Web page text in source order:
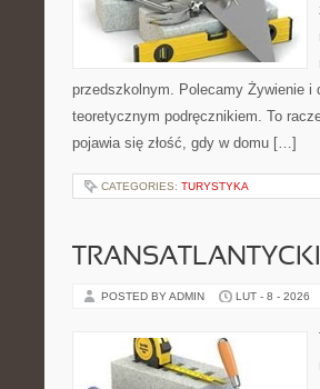
przedszkolnym. Polecamy Żywienie
teoretycznym podręcznikiem. To
pojawia się złość, gdy w domu […]
CATEGORIES: TURYSTYKA
POSTED BY ADMIN LUT - 8 - 2026